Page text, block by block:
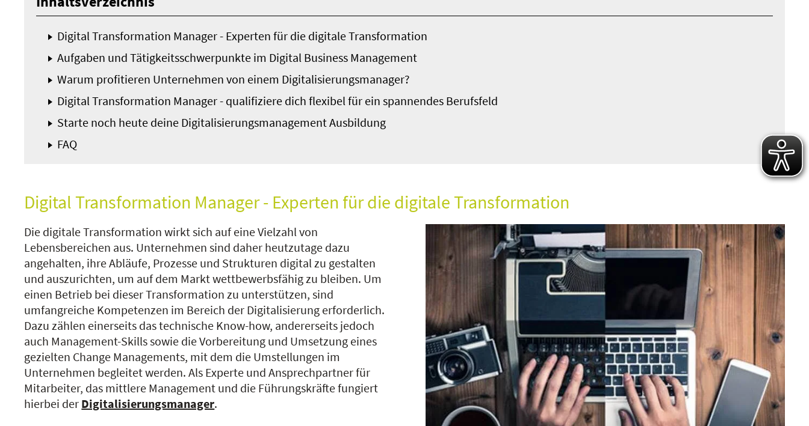
Digital Transformation Manager - Experten für die digitale Transformation
Aufgaben und Tätigkeitsschwerpunkte im Digital Business Management
Warum profitieren Unternehmen von einem Digitalisierungsmanager?
Digital Transformation Manager - qualifiziere dich flexibel für ein spannendes Berufsfeld
Starte noch heute deine Digitalisierungsmanagement Ausbildung
FAQ
Digital Transformation Manager - Experten für die digitale Transformation
Die digitale Transformation wirkt sich auf eine Vielzahl von
Lebensbereichen aus. Unternehmen sind daher heutzutage dazu
angehalten, ihre Abläufe, Prozesse und Strukturen digital zu gestalten
und auszurichten, um auf dem Markt wettbewerbsfähig zu bleiben. Um
einen Betrieb bei dieser Transformation zu unterstützen, sind
umfangreiche Kompetenzen im Bereich der Digitalisierung erforderlich.
Dazu zählen einerseits das technische Know-how, andererseits jedoch
auch Management-Skills sowie die Vorbereitung und Umsetzung eines
gezielten Change Managements, mit dem die Umstellungen im
Unternehmen begleitet werden. Als Experte und Ansprechpartner für
Mitarbeiter, das mittlere Management und die Führungskräfte fungiert
hierbei der Digitalisierungsmanager.